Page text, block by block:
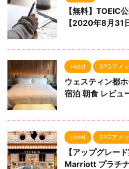
【無料】TOEIC
【2020年8月31
Hotel SPGアメ
ウェスティン都
宿泊 朝食 レビュ
Hotel SPGアメ
【アップグレー
Marriott プラチ